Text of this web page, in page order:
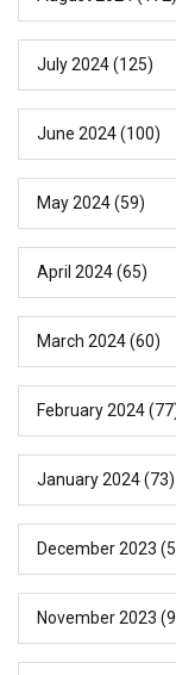
July 2024(125)
June 2024(100)
May 2024(59)
April 2024(65)
March 2024(60)
February 2024
January 2024(73)
December 2023
November 2023